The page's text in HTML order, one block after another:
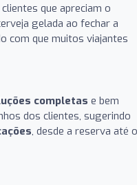
que apreciam o
gelada ao fechar a
com que muitos viajantes
completas e bem
dos clientes, sugerindo
, desde a reserva até o